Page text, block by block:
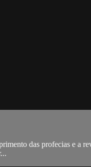
das profecias e a